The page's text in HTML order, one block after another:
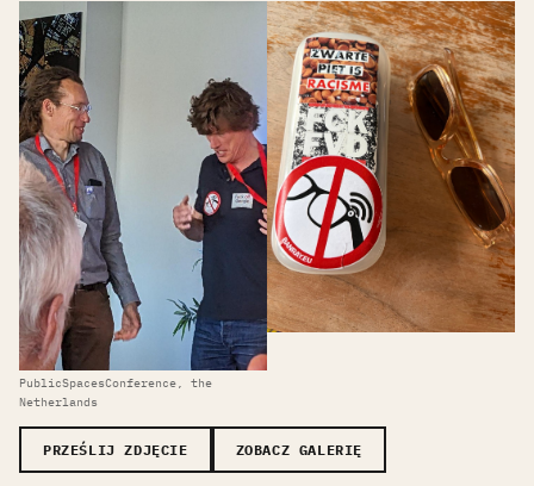
PublicSpacesConference, the
Netherlands
PRZEŚLIJ ZDJĘCIE ZOBACZ GALERIĘ